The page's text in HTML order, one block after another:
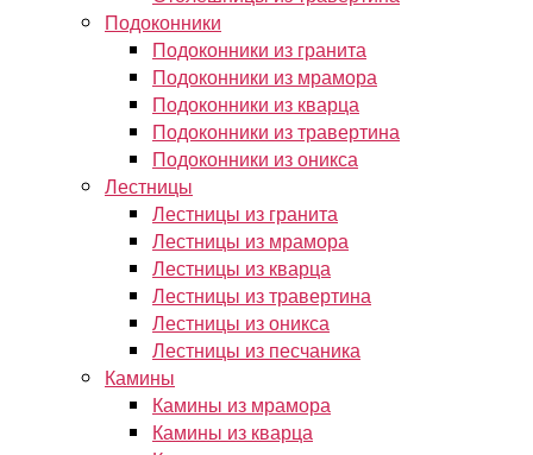
Подоконники
Подоконники из гранита
Подоконники из мрамора
Подоконники из кварца
Подоконники из травертина
Подоконники из оникса
Лестницы
Лестницы из гранита
Лестницы из мрамора
Лестницы из кварца
Лестницы из травертина
Лестницы из оникса
Лестницы из песчаника
Камины
Камины из мрамора
Камины из кварца